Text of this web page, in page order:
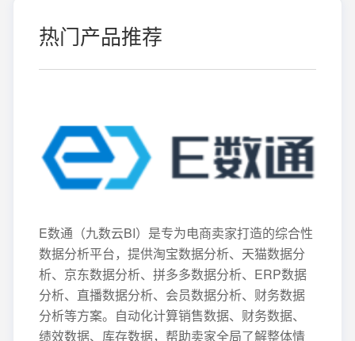
热门产品推荐
E数通（九数云BI）是专为电商卖家打造的综合性
数据分析平台，提供淘宝数据分析、天猫数据分
析、京东数据分析、拼多多数据分析、ERP数据
分析、直播数据分析、会员数据分析、财务数据
分析等方案。自动化计算销售数据、财务数据、
绩效数据、库存数据，帮助卖家全局了解整体情